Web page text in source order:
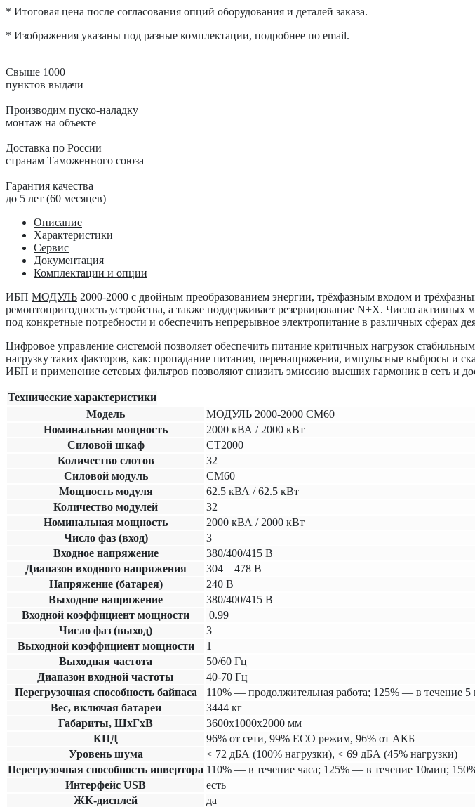
* Итоговая цена после согласования опций оборудования и деталей заказа.
* Изображения указаны под разные комплектации, подробнее по email.
Свыше 1000
пунктов выдачи
Производим пуско-наладку
монтаж на объекте
Доставка по России
странам Таможенного союза
Гарантия качества
до 5 лет (60 месяцев)
Описание
Характеристики
Сервис
Документация
Комплектации и опции
ИБП МОДУЛЬ 2000-2000 с двойным преобразованием энергии, трёхфазным входом и
ремонтопригодность устройства, а также поддерживает резервирование N+X. Число
под конкретные потребности и обеспечить непрерывное электропитание в различных сферах
Цифровое управление системой позволяет обеспечить питание критичных нагрузок
нагрузку таких факторов, как: пропадание питания, перенапряжения, импульсные выбросы и
ИБП и применение сетевых фильтров позволяют снизить эмиссию высших гармоник в сеть и
Технические характеристики
Модель
МОДУЛЬ 2000-2000 СМ60
Номинальная мощность
2000 кВА / 2000 кВт
Силовой шкаф
СТ2000
Количество слотов
32
Силовой модуль
СМ60
Мощность модуля
62.5 кВА / 62.5 кВт
Количество модулей
32
Номинальная мощность
2000 кВА / 2000 кВт
Число фаз (вход)
3
Входное напряжение
380/400/415 В
Диапазон входного напряжения
304 – 478 В
Напряжение (батарея)
240 В
Выходное напряжение
380/400/415 В
Входной коэффициент мощности
0.99
Число фаз (выход)
3
Выходной коэффициент мощности
1
Выходная частота
50/60 Гц
Диапазон входной частоты
40-70 Гц
Перегрузочная способность байпаса
110% — продолжительная работа; 125% — в течение
Вес, включая батареи
3444 кг
Габариты, ШхГхВ
3600х1000х2000 мм
КПД
96% от сети, 99% ECO режим, 96% от АКБ
Уровень шума
< 72 дБА (100% нагрузки), < 69 дБА (45% нагрузки)
Перегрузочная способность инвертора 110% — в течение часа; 125% — в течение 10мин;
Интерфейс USB
есть
ЖК-дисплей
да